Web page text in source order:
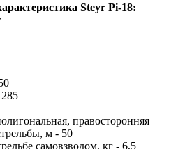
Steyr Pi-18:
правосторонняя
м - 50
самовзводом, кг - 6,5